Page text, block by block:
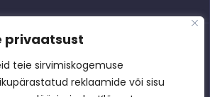
privaatsust
teie sirvimiskogemuse
reklaamide või sisu